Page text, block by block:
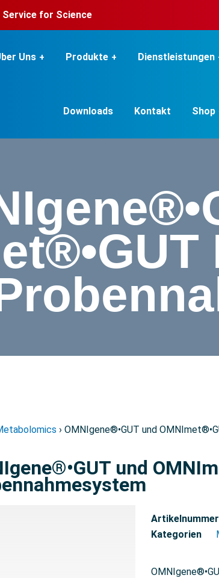
Service for Science
Uns Produkte Dienstleistungen
Downloads Kontakt Shop
› OMNIgene®•GUT und
und
Artikelnummer
Kategorien